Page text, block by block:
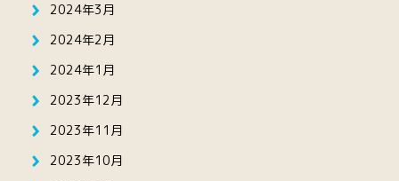
2024年3月
2024年2月
2024年1月
2023年12月
2023年11月
2023年10月